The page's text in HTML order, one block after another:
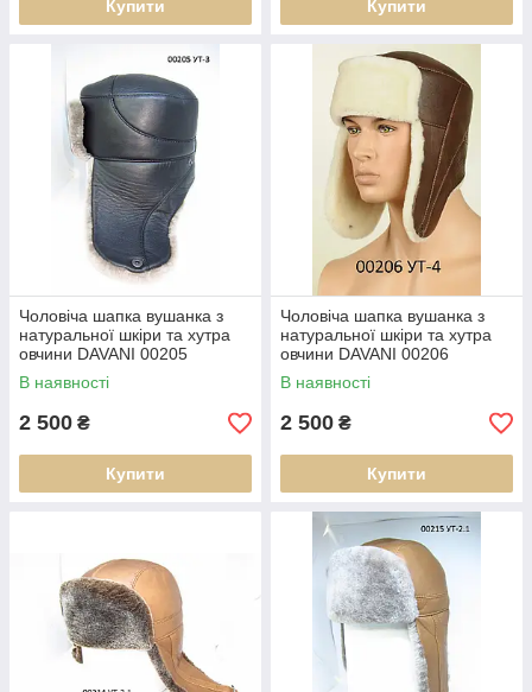
Купити Купити
Чоловіча шапка вушанка з
натуральної шкіри та хутра
овчини DAVANI 00205
В наявності
2 500 ₴
Купити
Чоловіча шапка вушанка з
натуральної шкіри та хутра
овчини DAVANI 00206
В наявності
2 500 ₴
Купити